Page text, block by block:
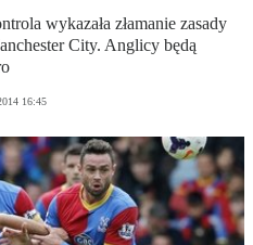
wykazała złamanie zasady
City. Anglicy będą
16:45